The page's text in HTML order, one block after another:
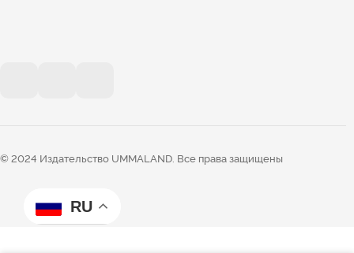
© 2024 Издательство UMMALAND. Все права защищены
RU